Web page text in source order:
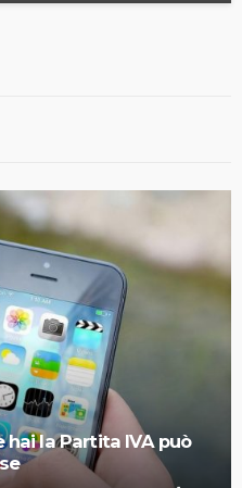
hai la Partita IVA può